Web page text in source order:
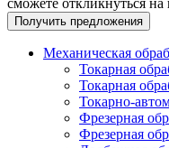
Получить предложения
Механическая
Токарная
Токарная
Токарно-
Фрезерная
Фрезерная